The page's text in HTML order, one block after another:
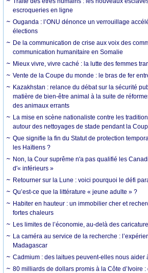
escroqueries en ligne
Ouganda : l’ONU dénonce un verrouillage
élections
De la communication de crise aux voix des
communication humanitaire en Somalie
Mieux vivre, vivre caché : la lutte des femmes
Vente de la Coupe du monde : le bras de fer
Kazakhstan : relance du débat sur la sécurité
matière de bien-être animal à la suite de
des animaux errants
La mise en scène nationaliste contre les
autour des nettoyages de stade pendant la
Que signifie la fin du Statut de protection
les Haïtiens ?
Non, la Cour suprême n'a pas qualifié les
d'« inférieurs »
Retourner sur la Lune : voici pourquoi le défi
Qu’est-ce que la littérature « jeune adulte » ?
Habiter en hauteur : un immobilier cher et
fortes chaleurs
Les limites de l’économie, au-delà des
La caméra au service de la recherche :
Madagascar
Cadmium : des laitues peuvent-elles nous aider
80 milliards de dollars promis à la Côte d’Ivoire